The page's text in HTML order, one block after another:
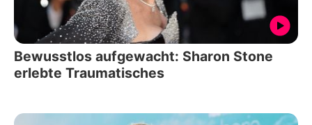
Bewusstlos aufgewacht: Sharon Stone
erlebte Traumatisches